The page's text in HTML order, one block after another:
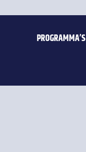
PROGRAMMA’S